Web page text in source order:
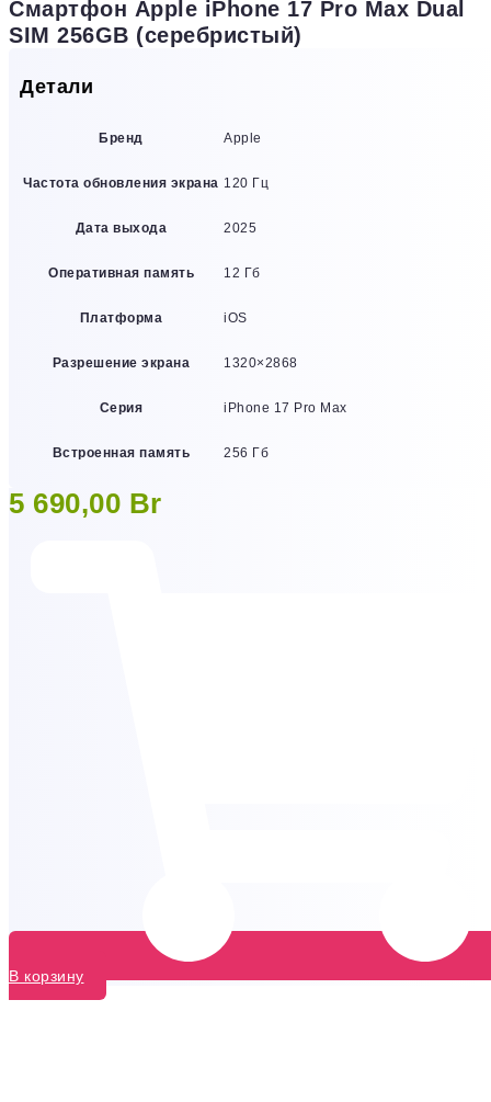
Смартфон Apple iPhone 17 Pro Max Dual
SIM 256GB (серебристый)
Детали
Бренд Apple
Частота обновления экрана 120 Гц
Дата выхода 2025
Оперативная память 12 Гб
Платформа iOS
Разрешение экрана 1320×2868
Серия iPhone 17 Pro Max
Встроенная память 256 Гб
5 690,00 Br
В корзину